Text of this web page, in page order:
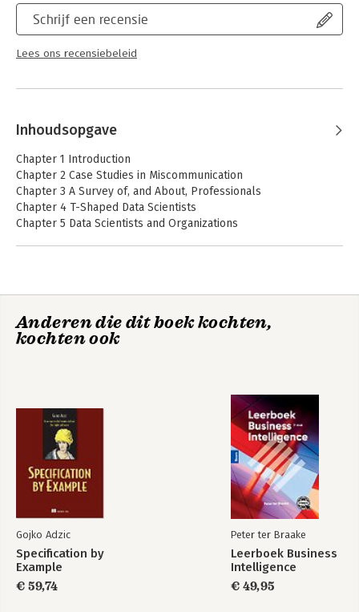
Schrijf een recensie
Lees ons recensiebeleid
Inhoudsopgave
Chapter 1 Introduction
Chapter 2 Case Studies in Miscommunication
Chapter 3 A Survey of, and About, Professionals
Chapter 4 T-Shaped Data Scientists
Chapter 5 Data Scientists and Organizations
Anderen die dit boek kochten,
kochten ook
Gojko Adzic
Specification by
Example
€ 59,74
Peter ter Braake
Leerboek Business
Intelligence
€ 49,95